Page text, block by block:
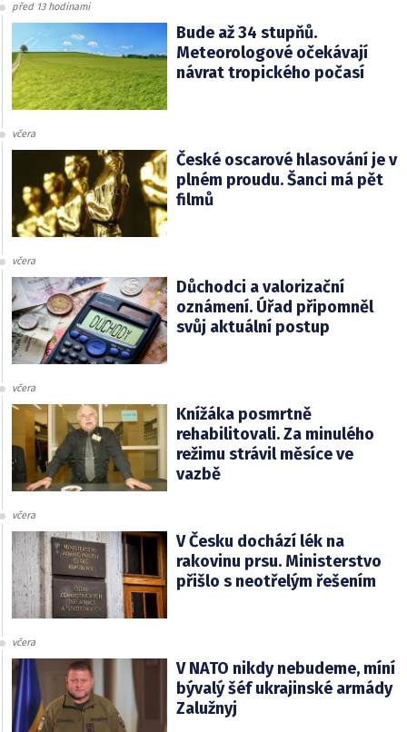
před 13 hodinami
Bude až 34 stupňů.
Meteorologové očekávají
návrat tropického počasí
včera
České oscarové hlasování je v
plném proudu. Šanci má pět
filmů
včera
Důchodci a valorizační
oznámení. Úřad připomněl
svůj aktuální postup
včera
Knížáka posmrtně
rehabilitovali. Za minulého
režimu strávil měsíce ve
vazbě
včera
V Česku dochází lék na
rakovinu prsu. Ministerstvo
přišlo s neotřelým řešením
včera
V NATO nikdy nebudeme, míní
bývalý šéf ukrajinské armády
Zalužnyj